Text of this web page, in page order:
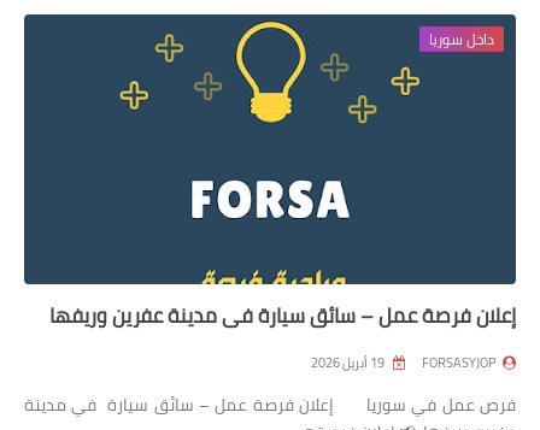
داخل سوريا
إعلان فرصة عمل – سائق سيارة في مدينة عفرين وريفها
FORSASYJOP
فرص عمل في سوريا إعلان فرصة عمل – سائق سيارة في مدينة